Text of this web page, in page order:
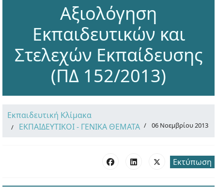
Αξιολόγηση
Εκπαιδευτικών και
Στελεχών Εκπαίδευσης
(ΠΔ 152/2013)
Εκπαιδευτική Κλίμακα
ΕΚΠΑΙΔΕΥΤΙΚΟΙ - ΓΕΝΙΚΑ ΘΕΜΑΤΑ
06 Νοεμβρίου 2013
Εκτύπωση